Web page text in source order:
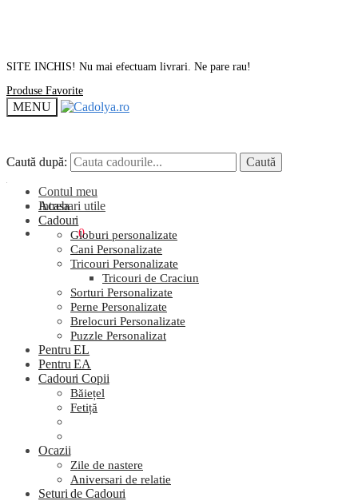
SITE INCHIS! Nu mai efectuam livrari. Ne pare rau!
Produse Favorite
MENU
Caută după: Caută
Contul meu
Intrebari utile
0,00 lei 0
Caută după: Caută
Acasa
Cadouri
Globuri personalizate
Cani Personalizate
Tricouri Personalizate
Tricouri de Craciun
Sorturi Personalizate
Perne Personalizate
Brelocuri Personalizate
Puzzle Personalizat
Pentru EL
Pentru EA
Cadouri Copii
Băiețel
Fetiță
Ocazii
Zile de nastere
Aniversari de relatie
Seturi de Cadouri